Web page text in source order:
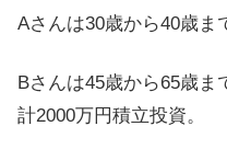
Aさんは30歳から40歳ま
Bさんは45歳から65歳ま
計2000万円積立投資。